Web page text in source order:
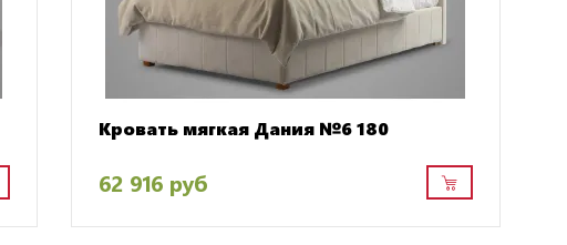
Кровать мягкая Дания №6 180
62 916 руб